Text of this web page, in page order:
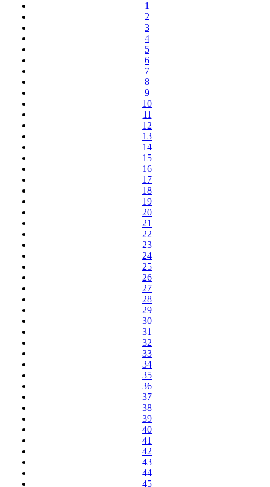
1
2
3
4
5
6
7
8
9
10
11
12
13
14
15
16
17
18
19
20
21
22
23
24
25
26
27
28
29
30
31
32
33
34
35
36
37
38
39
40
41
42
43
44
45